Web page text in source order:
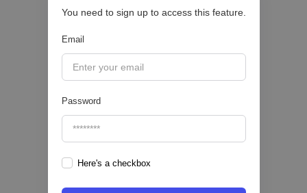
You need to sign up to access this feature.
Email
Password
Here's a checkbox
CRÉDITO DIGITAL 💰
Valora Analitik |